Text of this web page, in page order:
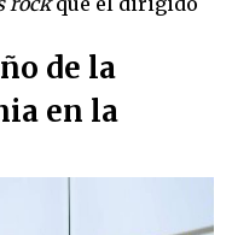
de la
en la